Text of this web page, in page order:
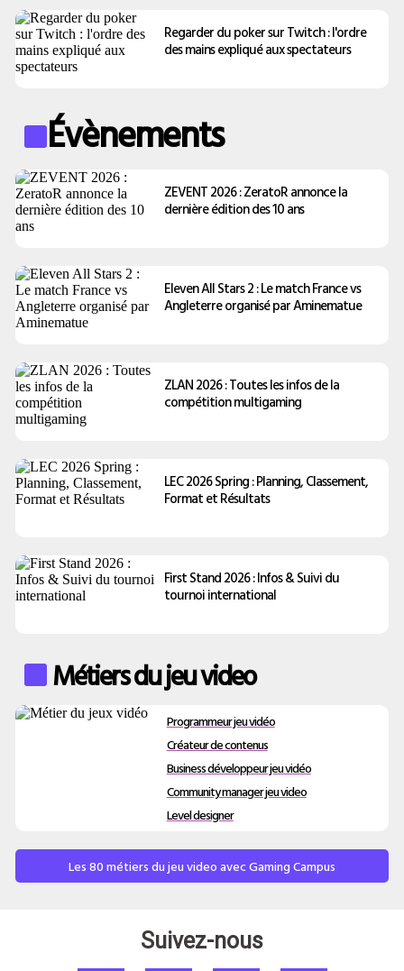
Regarder du poker sur Twitch : l'ordre
des mains expliqué aux spectateurs
Évènements
ZEVENT 2026 : ZeratoR annonce la
dernière édition des 10 ans
Eleven All Stars 2 : Le match France vs
Angleterre organisé par Aminematue
ZLAN 2026 : Toutes les infos de la
compétition multigaming
LEC 2026 Spring : Planning, Classement,
Format et Résultats
First Stand 2026 : Infos & Suivi du
tournoi international
Métiers du jeu video
Programmeur jeu vidéo
Créateur de contenus
Business développeur jeu vidéo
Community manager jeu video
Level designer
Les 80 métiers du jeu video avec Gaming Campus
Suivez-nous